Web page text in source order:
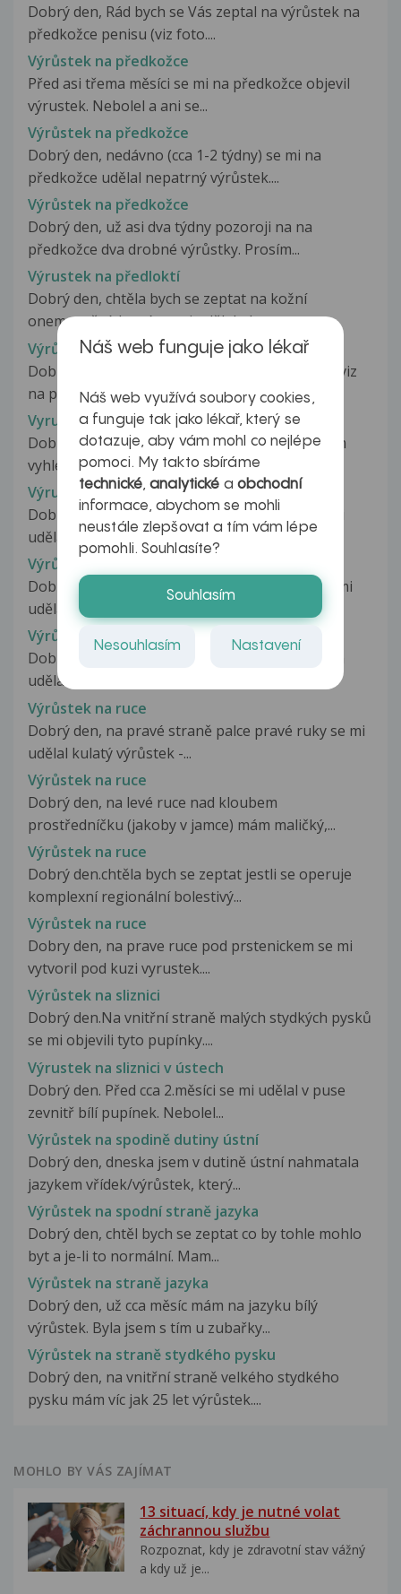
Dobrý den, Rád bych se Vás zeptal na výrůstek na
předkožce penisu (viz foto....
Výrůstek na předkožce
Před asi třema měsíci se mi na předkožce objevil
výrustek. Nebolel a ani se...
Výrůstek na předkožce
Dobrý den, nedávno (cca 1-2 týdny) se mi na
předkožce udělal nepatrný výrůstek....
Výrůstek na předkožce
Dobrý den, už asi dva týdny pozoroji na na
předkožce dva drobné výrůstky. Prosím...
Výrustek na předloktí
Dobrý den, chtěla bych se zeptat na kožní
onemocnění, které se mi udělalo letos...
Výrůstek na předloktí
Dobrý den, na předloktí se mi udělal výrůstek (viz
na přiložené fotografii dole...
Vyrustek na rtu
Dobry den, muzete mi prosim poradit, zda mam
vyhledat kozniho lekare. Jiz 10...
Výrustek na rtu
Dobrý den, na dolním rtu na vnější straně se mi
udělal pupínek nebo taková malá...
Výrůstek na rtu
Dobrý den, na spodním rtu z vnitřní straně se mi
udělal výrustek asi půl roku...
Výrůstek na rtu
Dobrý den, na horním rtu se mi cca před rokem
udělal nepatrný výrůstek (připomínající...
Výrůstek na ruce
Dobrý den, na pravé straně palce pravé ruky se mi
udělal kulatý výrůstek -...
Výrůstek na ruce
Dobrý den, na levé ruce nad kloubem
prostředníčku (jakoby v jamce) mám maličký,...
Výrůstek na ruce
Dobrý den.chtěla bych se zeptat jestli se operuje
komplexní regionální bolestivý...
Výrůstek na ruce
Dobry den, na prave ruce pod prstenickem se mi
vytvoril pod kuzi vyrustek....
Výrůstek na sliznici
Dobrý den.Na vnitřní straně malých stydkých pysků
se mi objevili tyto pupínky....
Výrustek na sliznici v ústech
Dobrý den. Před cca 2.měsíci se mi udělal v puse
zevnitř bílí pupínek. Nebolel...
Výrůstek na spodině dutiny ústní
Dobrý den, dneska jsem v dutině ústní nahmatala
jazykem vřídek/výrůstek, který...
Výrůstek na spodní straně jazyka
Dobrý den, chtěl bych se zeptat co by tohle mohlo
byt a je-li to normální. Mam...
Výrůstek na straně jazyka
Dobrý den, už cca měsíc mám na jazyku bílý
výrůstek. Byla jsem s tím u zubařky...
Výrůstek na straně stydkého pysku
Dobrý den, na vnitřní straně velkého stydkého
pysku mám víc jak 25 let výrůstek....
MOHLO BY VÁS ZAJÍMAT
13 situací, kdy je nutné volat
záchrannou službu
Rozpoznat, kdy je zdravotní stav vážný
a kdy už je...
Náš web funguje jako lékař
Náš web využívá soubory cookies,
a funguje tak jako lékař, který se
dotazuje, aby vám mohl co nejlépe
pomoci. My takto sbíráme
technické,analytické a obchodní
informace, abychom se mohli
neustále zlepšovat a tím vám lépe
pomohli. Souhlasíte?
Souhlasím
Nesouhlasím Nastavení